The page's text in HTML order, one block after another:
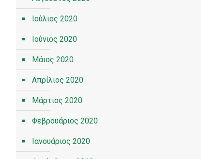
Ιούλιος 2020
Ιούνιος 2020
Μάιος 2020
Απρίλιος 2020
Μάρτιος 2020
Φεβρουάριος 2020
Ιανουάριος 2020